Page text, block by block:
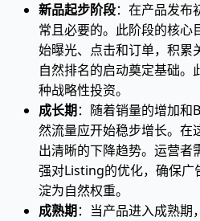
新品起步阶段：在产品发布
常且必要的。此阶段的核心
始曝光、点击和订单，积累
自然排名的启动奠定基础
种战略性投资。
成长期：随着销量的增加和
然流量应开始稳步增长。在
出清晰的下降趋势。运营者
强对Listing的优化，确保广
淀为自然权重。
成熟期：当产品进入成熟期